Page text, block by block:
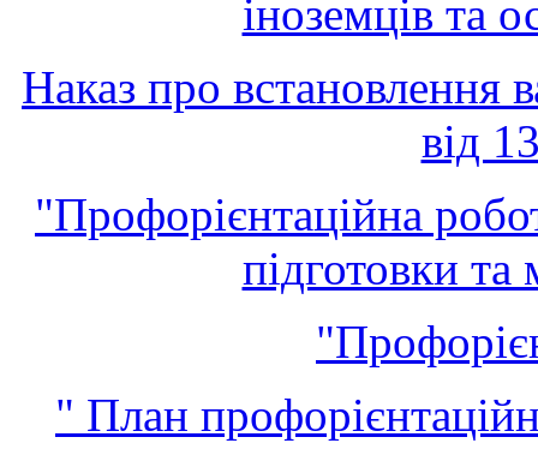
іноземців та
Наказ про встановлення
від
"Профорієнтаційна
підготовки та
"
" План